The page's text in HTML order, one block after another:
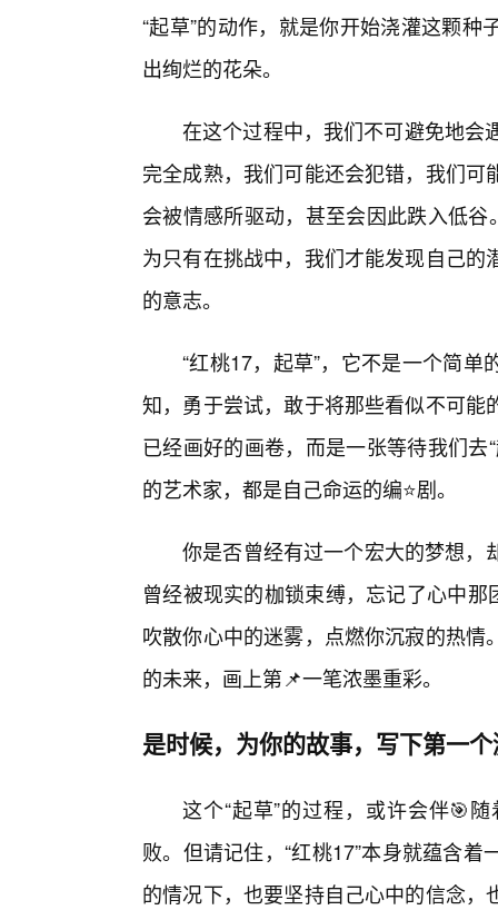
“起草”的动作，就是你开始浇灌这颗
出绚烂的花朵。
在这个过程中，我们不可避免地会
完全成熟，我们可能还会犯错，我们
会被情感所驱动，甚至会因此跌入低
为只有在挑战中，我们才能发现自己
的意志。
“红桃17，起草”，它不是一个简
知，勇于尝试，敢于将那些看似不可
已经画好的画卷，而是一张等待我们
的艺术家，都是自己命运的编⭐剧。
你是否曾经有过一个宏大的梦想，
曾经被现实的枷锁束缚，忘记了心中
吹散你心中的迷雾，点燃你沉寂的热
的未来，画上第📌一笔浓墨重彩。
是时候，为你的故事，写下第一
这个“起草”的过程，或许会伴🎯
败。但请记住，“红桃17”本身就蕴含
的情况下，也要坚持自己心中的信念